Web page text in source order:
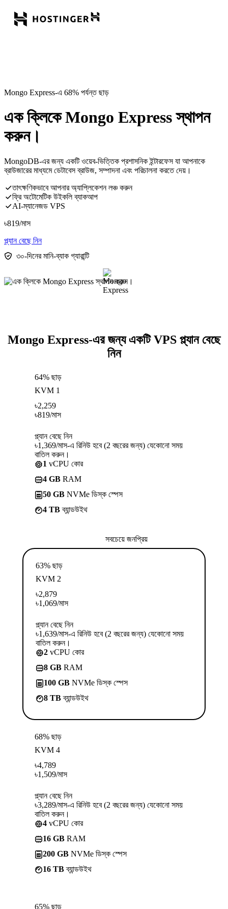
Mongo Express-এ 68% পর্যন্ত ছাড়
এক ক্লিকে Mongo Express স্থাপন
করুন।
MongoDB-এর জন্য একটি ওয়েব-ভিত্তিক প্রশাসনিক ইন্টারফেস যা আপনাকে
ব্রাউজারের মাধ্যমে ডেটাবেস ব্রাউজ, সম্পাদনা এবং পরিচালনা করতে দেয়।
তাৎক্ষণিকভাবে আপনার অ্যাপ্লিকেশন লঞ্চ করুন
ফ্রি অটোমেটিক উইকলি ব্যাকআপ
AI-ম্যানেজড VPS
৳819/মাস
প্ল্যান বেছে নিন
৩০-দিনের মানি-ব্যাক গ্যারান্টি
Mongo Express-এর জন্য একটি VPS প্ল্যান বেছে
নিন
64% ছাড়
KVM 1
৳2,259
৳819/মাস
প্ল্যান বেছে নিন
৳1,369/মাস-এ রিনিউ হবে (2 বছরের জন্য) যেকোনো সময়
বাতিল করুন।
1 vCPU কোর
4 GB RAM
50 GB NVMe ডিস্ক স্পেস
4 TBব্যান্ডউইথ
সবচেয়ে জনপ্রিয়
63% ছাড়
KVM 2
৳2,879
৳1,069/মাস
প্ল্যান বেছে নিন
৳1,639/মাস-এ রিনিউ হবে (2 বছরের জন্য) যেকোনো সময়
বাতিল করুন।
2 vCPU কোর
8 GB RAM
100 GB NVMe ডিস্ক স্পেস
8 TBব্যান্ডউইথ
68% ছাড়
KVM 4
৳4,789
৳1,509/মাস
প্ল্যান বেছে নিন
৳3,289/মাস-এ রিনিউ হবে (2 বছরের জন্য) যেকোনো সময়
বাতিল করুন।
4 vCPU কোর
16 GB RAM
200 GB NVMe ডিস্ক স্পেস
16 TBব্যান্ডউইথ
65% ছাড়